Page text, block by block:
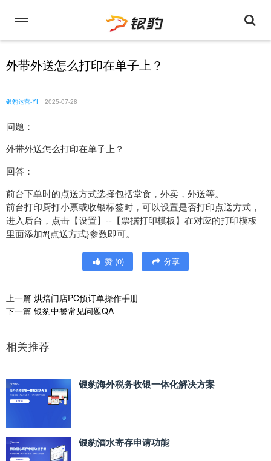
外带外送怎么打印在单子上？
银豹运营-YF 2025-07-28
问题：
外带外送怎么打印在单子上？
回答：
前台下单时的点送方式选择包括堂食，外卖，外送等。
前台打印厨打小票或收银标签时，可以设置是否打印点送方式，
进入后台，点击【设置】--【票据打印模板】在对应的打印模板
里面添加#{点送方式}参数即可。
赞 (0) 分享
上一篇 烘焙门店PC预订单操作手册
下一篇 银豹中餐常见问题QA
相关推荐
银豹海外税务收银一体化解决方案
银豹酒水寄存申请功能